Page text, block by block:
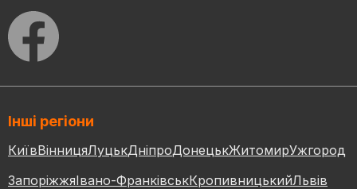
Інші регіони
КиївВінницяЛуцькДніпроДонецькЖитомирУжгород
ЗапоріжжяІвано-ФранківськКропивницькийЛьвів